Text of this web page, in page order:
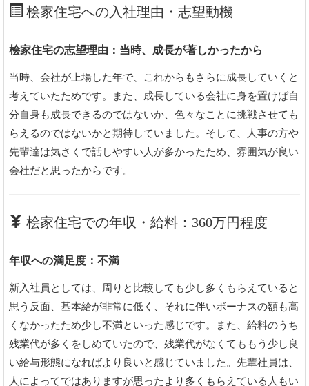
桧家住宅への入社理由・志望動機
桧家住宅の志望理由：当時、成長が著しかったから
当時、会社が上場した年で、これからもさらに成長していくと
考えていたためです。また、成長している会社に身を置けば自
分自身も成長できるのではないか、色々なことに挑戦させても
らえるのではないかと期待していました。そして、人事の方や
先輩達は気さくで話しやすい人が多かったため、雰囲気が良い
会社だと思ったからです。
桧家住宅での年収・給料：360万円程度
年収への満足度：不満
新入社員としては、周りと比較しても少し多くもらえていると
思う反面、基本給が非常に低く、それに伴いボーナスの額も高
くなかったため少し不満といった感じです。また、給料のうち
残業代が多くをしめていたので、残業代がなくてももう少し良
い給与形態になればより良いと感じていました。先輩社員は、
人によってではありますが思ったより多くもらえている人もい